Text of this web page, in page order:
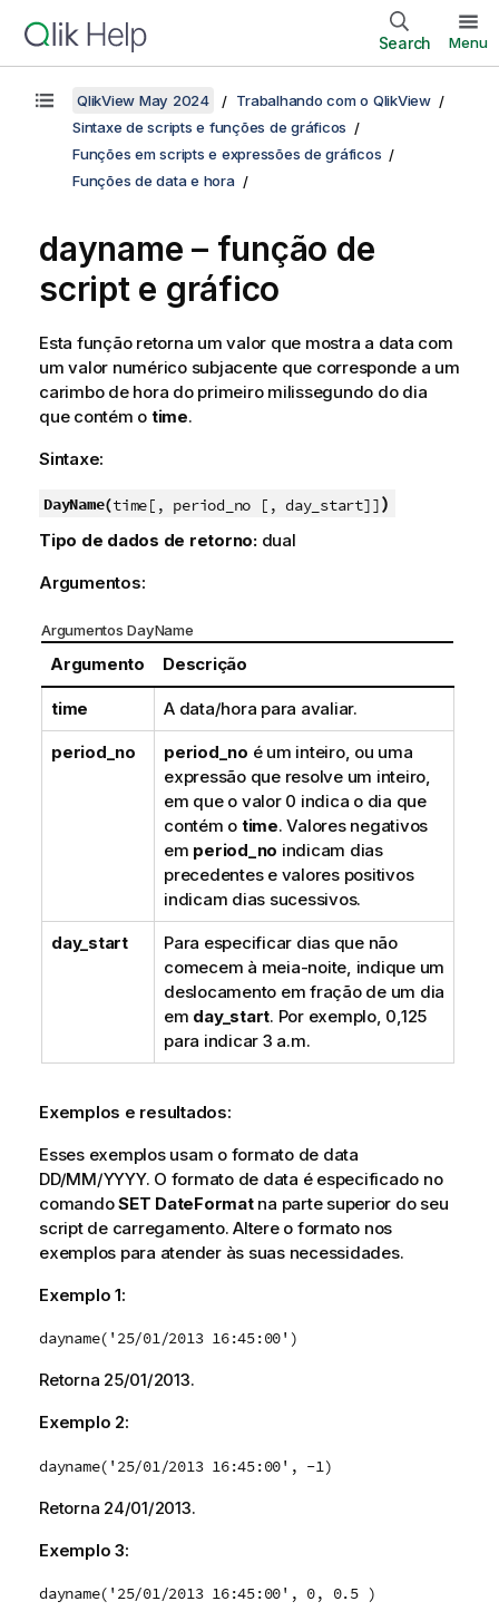
Search Menu
QlikView May 2024
Trabalhando com o QlikView
Sintaxe de scripts e funções de gráficos
Funções em scripts e expressões de gráficos
Funções de data e hora
dayname – função de
script e gráfico
Esta função retorna um valor que mostra a data com
um valor numérico subjacente que corresponde a um
carimbo de hora do primeiro milissegundo do dia
que contém o time.
Sintaxe:
DayName(time[, period_no [, day_start]])
Tipo de dados de retorno:dual
Argumentos:
Argumentos DayName
Argumento Descrição
time A data/hora para avaliar.
period_no period_no é um inteiro, ou uma
expressão que resolve um inteiro,
em que o valor 0 indica o dia que
contém o time. Valores negativos
em period_no indicam dias
precedentes e valores positivos
indicam dias sucessivos.
day_start
Para especificar dias que não
comecem à meia-noite, indique um
deslocamento em fração de um dia
em day_start. Por exemplo, 0,125
para indicar 3 a.m.
Exemplos e resultados:
Esses exemplos usam o formato de data
DD/MM/YYYY. O formato de data é especificado no
comandoSET DateFormatna parte superior do seu
script de carregamento. Altere o formato nos
exemplos para atender às suas necessidades.
Exemplo 1:
dayname('25/01/2013 16:45:00')
Retorna 25/01/2013.
Exemplo 2:
dayname('25/01/2013 16:45:00', -1)
Retorna 24/01/2013.
Exemplo 3:
dayname('25/01/2013 16:45:00', 0, 0.5 )